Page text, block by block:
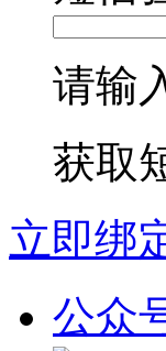
请输
获取
立即绑
公众